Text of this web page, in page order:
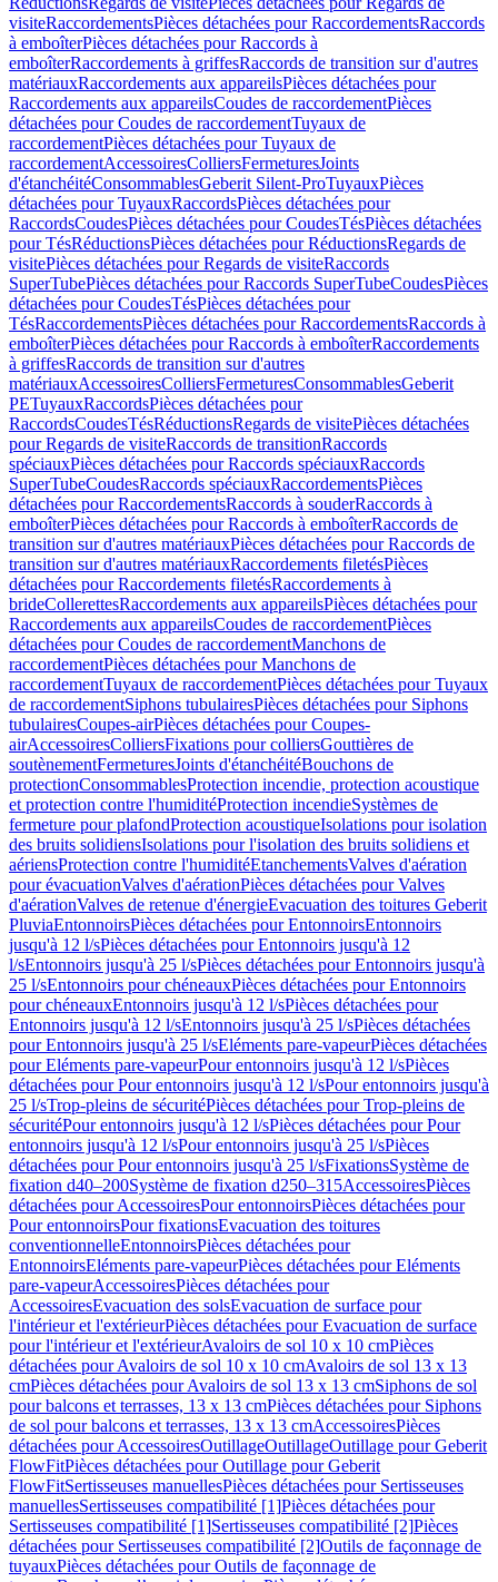
visiteRaccordementsPièces détachées pour RaccordementsRaccords
à emboîterPièces détachées pour Raccords à
emboîterRaccordements à griffesRaccords de transition sur d'autres
matériauxRaccordements aux appareilsPièces détachées pour
Raccordements aux appareilsCoudes de raccordementPièces
détachées pour Coudes de raccordementTuyaux de
raccordementPièces détachées pour Tuyaux de
raccordementAccessoiresColliersFermeturesJoints
d'étanchéitéConsommablesGeberit Silent-ProTuyauxPièces
détachées pour TuyauxRaccordsPièces détachées pour
RaccordsCoudesPièces détachées pour CoudesTésPièces détachées
pour TésRéductionsPièces détachées pour RéductionsRegards de
visitePièces détachées pour Regards de visiteRaccords
SuperTubePièces détachées pour Raccords SuperTubeCoudesPièces
détachées pour CoudesTésPièces détachées pour
TésRaccordementsPièces détachées pour RaccordementsRaccords à
emboîterPièces détachées pour Raccords à emboîterRaccordements
à griffesRaccords de transition sur d'autres
matériauxAccessoiresColliersFermeturesConsommablesGeberit
PETuyauxRaccordsPièces détachées pour
RaccordsCoudesTésRéductionsRegards de visitePièces détachées
pour Regards de visiteRaccords de transitionRaccords
spéciauxPièces détachées pour Raccords spéciauxRaccords
SuperTubeCoudesRaccords spéciauxRaccordementsPièces
détachées pour RaccordementsRaccords à souderRaccords à
emboîterPièces détachées pour Raccords à emboîterRaccords de
transition sur d'autres matériauxPièces détachées pour Raccords de
transition sur d'autres matériauxRaccordements filetésPièces
détachées pour Raccordements filetésRaccordements à
brideCollerettesRaccordements aux appareilsPièces détachées pour
Raccordements aux appareilsCoudes de raccordementPièces
détachées pour Coudes de raccordementManchons de
raccordementPièces détachées pour Manchons de
raccordementTuyaux de raccordementPièces détachées pour Tuyaux
de raccordementSiphons tubulairesPièces détachées pour Siphons
tubulairesCoupes-airPièces détachées pour Coupes-
airAccessoiresColliersFixations pour colliersGouttières de
soutènementFermeturesJoints d'étanchéitéBouchons de
protectionConsommablesProtection incendie, protection acoustique
et protection contre l'humiditéProtection incendieSystèmes de
fermeture pour plafondProtection acoustiqueIsolations pour isolation
des bruits solidiensIsolations pour l'isolation des bruits solidiens et
aériensProtection contre l'humiditéEtanchementsValves d'aération
pour évacuationValves d'aérationPièces détachées pour Valves
d'aérationValves de retenue d'énergieEvacuation des toitures Geberit
PluviaEntonnoirsPièces détachées pour EntonnoirsEntonnoirs
jusqu'à 12 l/sPièces détachées pour Entonnoirs jusqu'à 12
l/sEntonnoirs jusqu'à 25 l/sPièces détachées pour Entonnoirs jusqu'à
25 l/sEntonnoirs pour chéneauxPièces détachées pour Entonnoirs
pour chéneauxEntonnoirs jusqu'à 12 l/sPièces détachées pour
Entonnoirs jusqu'à 12 l/sEntonnoirs jusqu'à 25 l/sPièces détachées
pour Entonnoirs jusqu'à 25 l/sEléments pare-vapeurPièces détachées
pour Eléments pare-vapeurPour entonnoirs jusqu'à 12 l/sPièces
détachées pour Pour entonnoirs jusqu'à 12 l/sPour entonnoirs jusqu'à
25 l/sTrop-pleins de sécuritéPièces détachées pour Trop-pleins de
sécuritéPour entonnoirs jusqu'à 12 l/sPièces détachées pour Pour
entonnoirs jusqu'à 12 l/sPour entonnoirs jusqu'à 25 l/sPièces
détachées pour Pour entonnoirs jusqu'à 25 l/sFixationsSystème de
fixation d40–200Système de fixation d250–315AccessoiresPièces
détachées pour AccessoiresPour entonnoirsPièces détachées pour
Pour entonnoirsPour fixationsEvacuation des toitures
conventionnelleEntonnoirsPièces détachées pour
EntonnoirsEléments pare-vapeurPièces détachées pour Eléments
pare-vapeurAccessoiresPièces détachées pour
AccessoiresEvacuation des solsEvacuation de surface pour
l'intérieur et l'extérieurPièces détachées pour Evacuation de surface
pour l'intérieur et l'extérieurAvaloirs de sol 10 x 10 cmPièces
détachées pour Avaloirs de sol 10 x 10 cmAvaloirs de sol 13 x 13
cmPièces détachées pour Avaloirs de sol 13 x 13 cmSiphons de sol
pour balcons et terrasses, 13 x 13 cmPièces détachées pour Siphons
de sol pour balcons et terrasses, 13 x 13 cmAccessoiresPièces
détachées pour AccessoiresOutillageOutillageOutillage pour Geberit
FlowFitPièces détachées pour Outillage pour Geberit
FlowFitSertisseuses manuellesPièces détachées pour Sertisseuses
manuellesSertisseuses compatibilité [1]Pièces détachées pour
Sertisseuses compatibilité [1]Sertisseuses compatibilité [2]Pièces
détachées pour Sertisseuses compatibilité [2]Outils de façonnage de
tuyauxPièces détachées pour Outils de façonnage de